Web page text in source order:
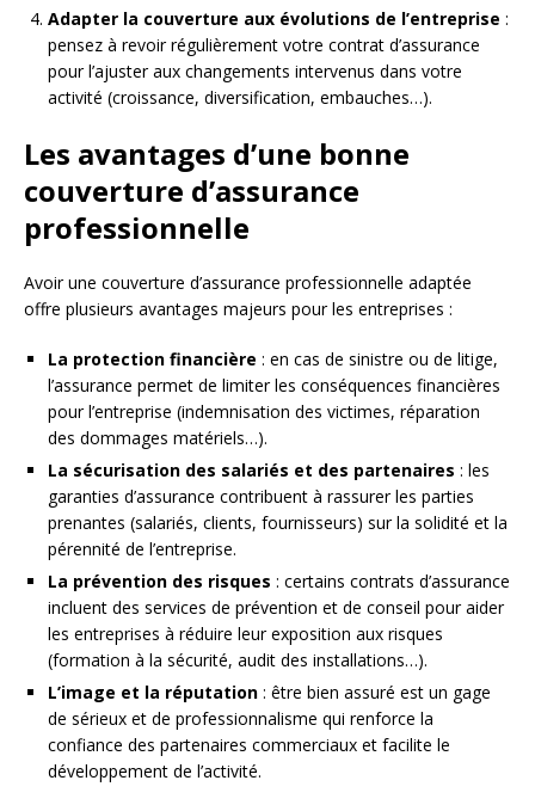
Adapter la couverture aux évolutions de l’entreprise :
pensez à revoir régulièrement votre contrat d’assurance
pour l’ajuster aux changements intervenus dans votre
activité (croissance, diversification, embauches…).
Les avantages d’une bonne
couverture d’assurance
professionnelle
Avoir une couverture d’assurance professionnelle adaptée
offre plusieurs avantages majeurs pour les entreprises :
La protection financière : en cas de sinistre ou de litige,
l’assurance permet de limiter les conséquences financières
pour l’entreprise (indemnisation des victimes, réparation
des dommages matériels…).
La sécurisation des salariés et des partenaires : les
garanties d’assurance contribuent à rassurer les parties
prenantes (salariés, clients, fournisseurs) sur la solidité et la
pérennité de l’entreprise.
La prévention des risques : certains contrats d’assurance
incluent des services de prévention et de conseil pour aider
les entreprises à réduire leur exposition aux risques
(formation à la sécurité, audit des installations…).
L’image et la réputation : être bien assuré est un gage
de sérieux et de professionnalisme qui renforce la
confiance des partenaires commerciaux et facilite le
développement de l’activité.